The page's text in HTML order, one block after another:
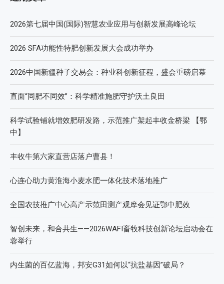
2026第七届中国(国际)智慧农业应用与创新发展高峰论坛
2026 SFA功能性特肥创新发展大会成功举办
2026中国新疆种子交易会：种业科创新征程，盛会重磅启幕
直面“同肥不同效”：科学精准施肥守护沃土良田
科学试验铺就增效肥研发路，示范推广架起丰收金桥梁 【鄂
中】
丰收牛第六家直营店落户曹县！
心连心助力黄淮海小麦水肥一体化技术落地推广
全国农技推广中心高产示范田测产观摩会见证鄂中肥效
智创未来，和合共生——2026WAFI畜牧科技创新论坛启动会在
蓉举行
内生菌的百亿蓝海，邦安G31如何以“抗盐基因”破局？